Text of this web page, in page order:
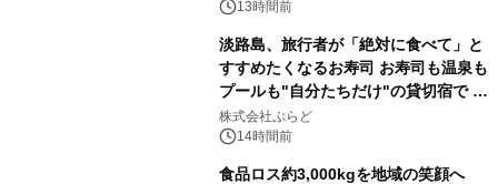
13時間前
淡路島、旅行者が「絶対に食べて」と
すすめたくなるお寿司 お寿司も温泉も
プールも"自分たちだけ"の貸切宿で 1
日1組限定「岩屋温泉 絵島別庭 海と
森」の握り寿司プラン
株式会社ぷらど
14時間前
食品ロス約3,000kgを地域の笑顔へ